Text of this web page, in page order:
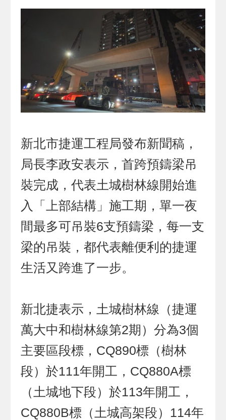
新北市捷運工程局發布新聞稿，
局長李政安表示，首跨預鑄梁吊
裝完成，代表土城樹林線開始進
入「上部結構」施工期，單一夜
間最多可吊裝6支預鑄梁，每一支
梁的吊裝，都代表離便利的捷運
生活又跨進了一步。
新北捷表示，土城樹林線（捷運
萬大中和樹林線第2期）分為3個
主要區段標，CQ890標（樹林
段）於111年開工，CQ880A標
（土城地下段）於113年開工，
CQ880B標（土城高架段）114年